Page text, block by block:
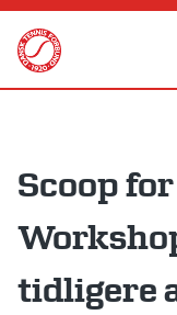
Skip
content
Scoop
tidligere